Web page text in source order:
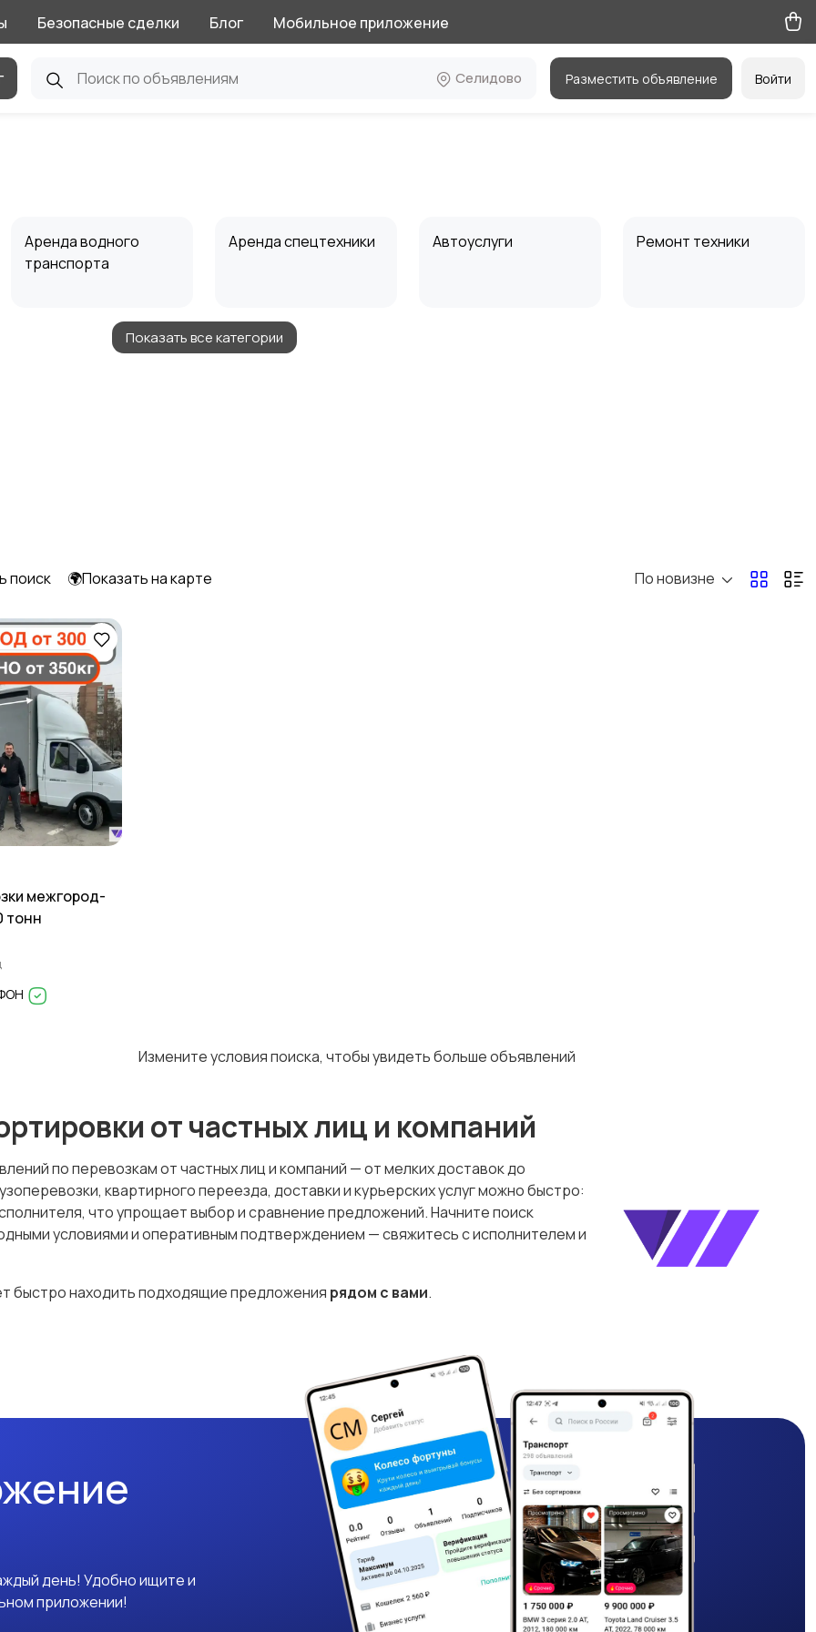
Безопасные сделки Блог Мобильное приложение
Селидово Разместить объявление Войти
Аренда водного
транспорта
Аренда спецтехники Автоуслуги Ремонт техники
Сборка мебели и
Уход за животными
Показать все категории
поиск 🌍Показать на карте По новизне
межгород-
тонн
Измените условия поиска, чтобы увидеть больше объявлений
от частных лиц и компаний
по перевозкам от частных лиц и компаний — от мелких доставок до
квартирного переезда, доставки и курьерских услуг можно быстро:
что упрощает выбор и сравнение предложений. Начните поиск
условиями и оперативным подтверждением — свяжитесь с исполнителем и
быстро находить подходящие предложения рядом с вами.
день! Удобно ищите и
приложении!